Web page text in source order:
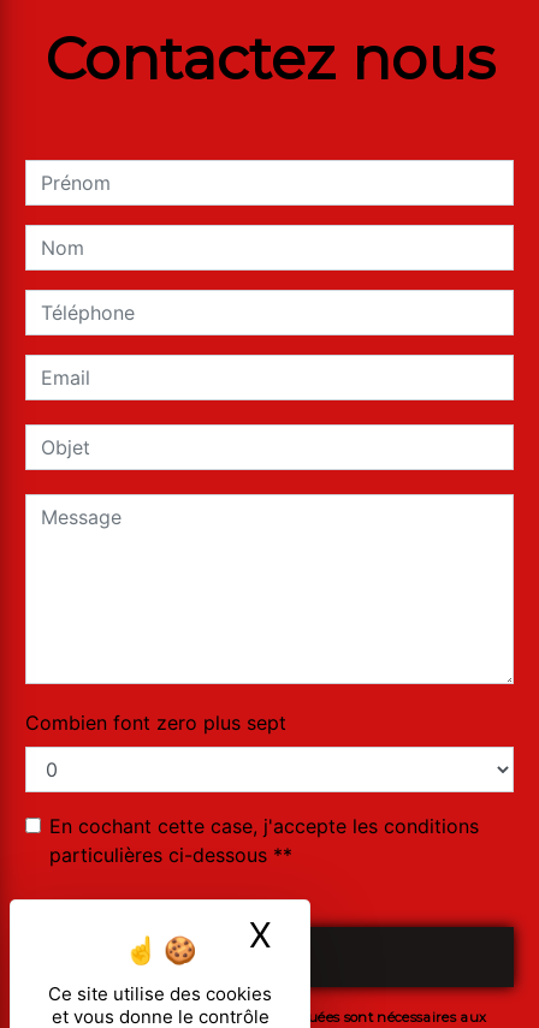
Ce site utilise des cookies
et vous donne le contrôle
X Masquer le
Contactez nous
Combien font zero plus sept
En cochant cette case, j'accepte les conditions
particulières ci-dessous **
** Les données personnelles communiquées sont nécessaires aux